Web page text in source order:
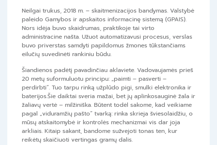
Neilgai trukus, 2018 m. – skaitmenizacijos bandymas. Valstybė
paleido Gamybos ir apskaitos informacinę sistemą (GPAIS).
Nors idėja buvo skaidrumas, praktikoje tai virto
administracine našta. Užuot automatizavusi procesus, verslas
buvo priverstas samdyti papildomus žmones tūkstančiams
eilučių suvedinėti rankiniu būdu.
Šiandienos padėtį pavadinčiau aklaviete. Vadovaujamės prieš
20 metų suformuluotu principu: „paimti – pasverti –
perdirbti“. Tuo tarpu rinką užplūdo pigi, smulki elektronika ir
baterijos.Šie daiktai sveria mažai, bet jų aplinkosauginė žala ir
žaliavų vertė – milžiniška. Būtent todėl sakome, kad veikiame
pagal „viduramžių pašto“ tvarką: rinka skrieja šviesolaidžiu, o
mūsų atskaitomybė ir kontrolės mechanizmai vis dar joja
arkliais. Kitaip sakant, bandome sužvejoti tonas ten, kur
reikėtų skaičiuoti vertingas gramų dalis.